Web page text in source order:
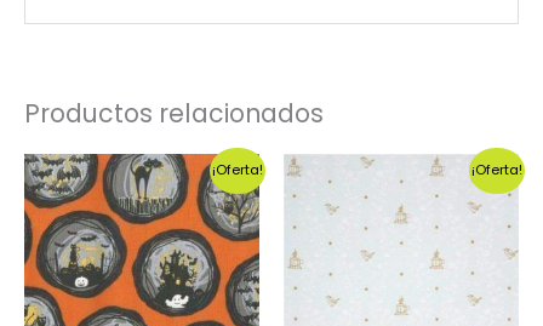
Productos relacionados
¡Oferta! ¡Oferta!